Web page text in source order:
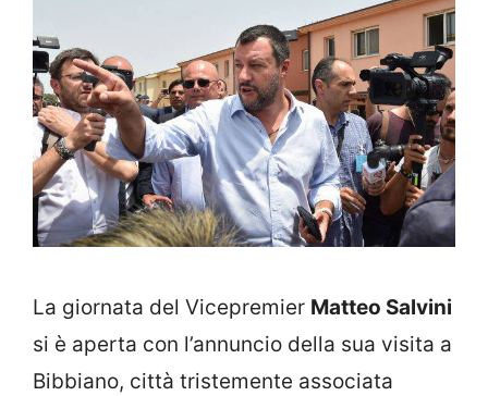
La giornata del Vicepremier Matteo Salvini
si è aperta con l’annuncio della sua visita a
Bibbiano, città tristemente associata